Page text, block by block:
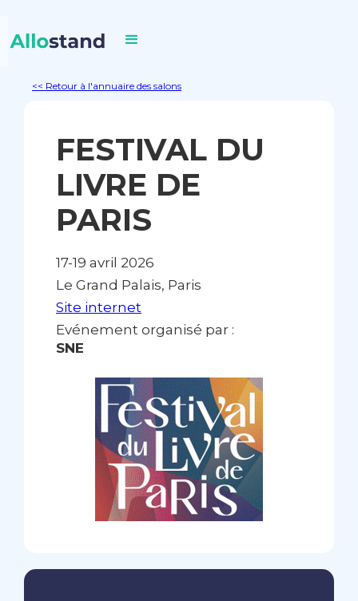
<< Retour à l'annuaire des salons
FESTIVAL DU
LIVRE DE
PARIS
17-19 avril 2026
Le Grand Palais, Paris
Site internet
Evénement organisé par :
SNE